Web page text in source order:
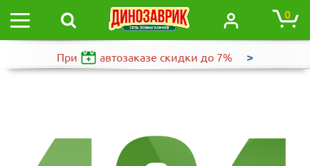
0
При автозаказе скидки до 7% >